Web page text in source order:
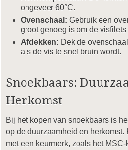
ongeveer 60°C.
Ovenschaal: Gebruik een
groot genoeg is om de
Afdekken: Dek de
als de vis te snel bruin wordt.
Snoekbaars:
Herkomst
Bij het kopen van snoekbaars is
op de duurzaamheid en herkomst.
met een keurmerk, zoals het